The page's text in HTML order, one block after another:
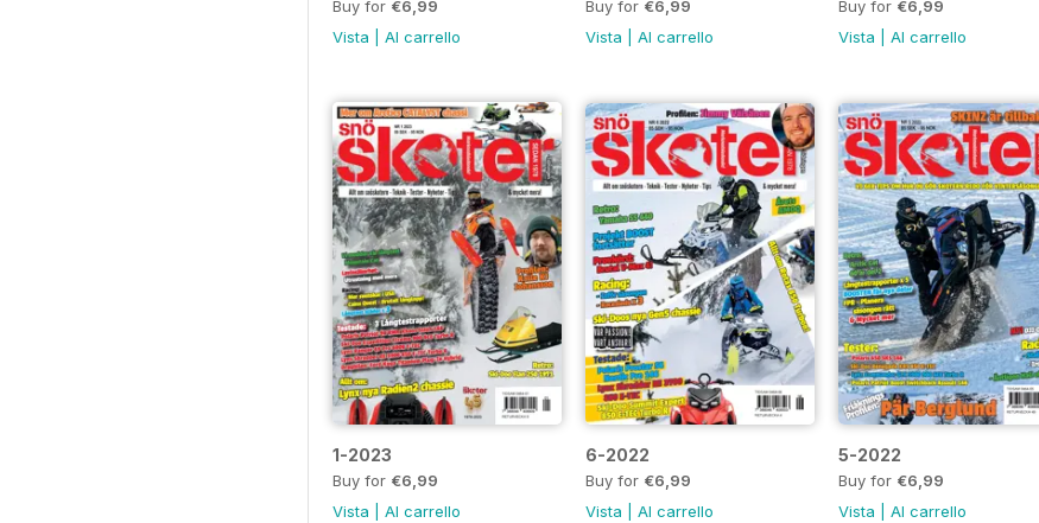
Buy for €6,99
Vista
Al carrello
Buy for €6,99
Vista
Al carrello
Buy for €6,99
Vista
Al carrello
1-2023
Buy for €6,99
Vista
Al carrello
6-2022
Buy for €6,99
Vista
Al carrello
5-2022
Buy for €6,99
Vista
Al carrello